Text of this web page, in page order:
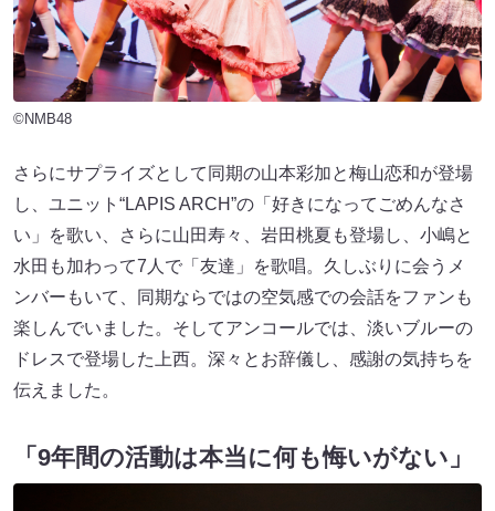
©NMB48
さらにサプライズとして同期の山本彩加と梅山恋和が登場
し、ユニット“LAPIS ARCH”の「好きになってごめんなさ
い」を歌い、さらに山田寿々、岩田桃夏も登場し、小嶋と
水田も加わって7人で「友達」を歌唱。久しぶりに会うメ
ンバーもいて、同期ならではの空気感での会話をファンも
楽しんでいました。そしてアンコールでは、淡いブルーの
ドレスで登場した上西。深々とお辞儀し、感謝の気持ちを
伝えました。
「9年間の活動は本当に何も悔いがない」